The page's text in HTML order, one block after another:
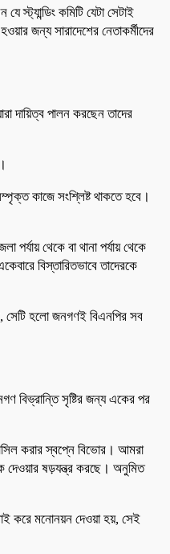
স্ট্যান্ডিং কমিটি যেটা সেটাই
জন্য সারাদেশের নেতাকর্মীদের
দায়িত্ব পালন করছেন তাদের
কাজে সংশ্লিষ্ট থাকতে হবে।
থেকে বা থানা পর্যায় থেকে
বিস্তারিতভাবে তাদেরকে
সেটি হলো জনগণই বিএনপির সব
বিভ্রান্তি সৃষ্টির জন্য একের পর
করার স্বপ্নে বিভোর। আমরা
দেওয়ার ষড়যন্ত্র করছে। অনুমিত
করে মনোনয়ন দেওয়া হয়, সেই